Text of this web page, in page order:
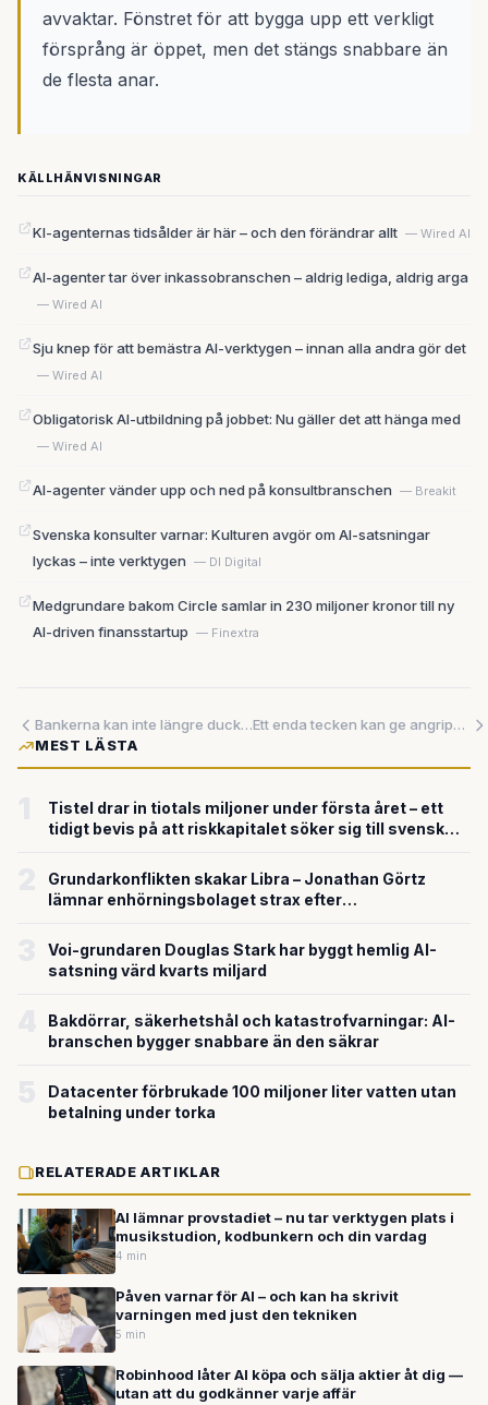
avvaktar. Fönstret för att bygga upp ett verkligt
försprång är öppet, men det stängs snabbare än
de flesta anar.
KÄLLHÄNVISNINGAR
KI-agenternas tidsålder är här – och den förändrar allt — Wired AI
AI-agenter tar över inkassobranschen – aldrig lediga, aldrig arga
— Wired AI
Sju knep för att bemästra AI-verktygen – innan alla andra gör det
— Wired AI
Obligatorisk AI-utbildning på jobbet: Nu gäller det att hänga med
— Wired AI
AI-agenter vänder upp och ned på konsultbranschen — Breakit
Svenska konsulter varnar: Kulturen avgör om AI-satsningar
lyckas – inte verktygen — DI Digital
Medgrundare bakom Circle samlar in 230 miljoner kronor till ny
AI-driven finansstartup — Finextra
Bankerna kan inte längre ducka: AI blottlägger sprickorna i grunden – och erbjuder den kraftfullaste vägen ut
Ett enda tecken kan ge angripare tillgång till miljontals AI-agenters känsligaste resurser
MEST LÄSTA
Tistel drar in tiotals miljoner under första året – ett
tidigt bevis på att riskkapitalet söker sig till svensk
Grundarkonflikten skakar Libra – Jonathan Görtz
lämnar enhörningsbolaget strax efter
Voi-grundaren Douglas Stark har byggt hemlig AI-
satsning värd kvarts miljard
Bakdörrar, säkerhetshål och katastrofvarningar: AI-
branschen bygger snabbare än den säkrar
Datacenter förbrukade 100 miljoner liter vatten utan
betalning under torka
RELATERADE ARTIKLAR
AI lämnar provstadiet – nu tar verktygen plats i
musikstudion, kodbunkern och din vardag
4 min
Påven varnar för AI – och kan ha skrivit
varningen med just den tekniken
5 min
Robinhood låter AI köpa och sälja aktier åt dig —
utan att du godkänner varje affär